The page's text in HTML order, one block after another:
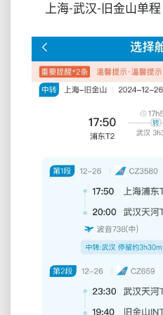
上海-武汉-旧金山单程